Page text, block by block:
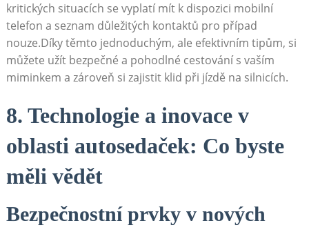
kritických situacích se vyplatí mít k dispozici mobilní
telefon a seznam důležitých kontaktů pro případ
nouze.Díky těmto jednoduchým, ale efektivním tipům, si
můžete užít bezpečné a pohodlné cestování s vaším
miminkem a zároveň si zajistit klid při jízdě na silnicích.
8. Technologie a inovace v
oblasti autosedaček: Co byste
měli vědět
Bezpečnostní prvky v nových